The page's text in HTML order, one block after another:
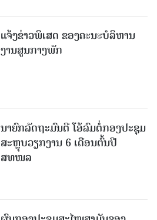
ແຈ້ງຂ່າວພິເສດ ຂອງຄະນະບໍລິຫານ
ງານສູນກາງພັກ
ນາຍົກລັດຖະມົນຕີ ໂອ້ລົມຕໍ່ກອງປະຊຸມ
ສະຫຼຸບວຽກງານ 6 ເດືອນຕົ້ນປີ
ສທໜລ